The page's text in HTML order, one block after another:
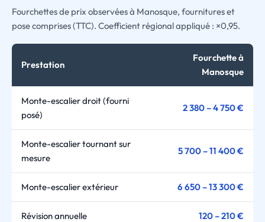
Fourchettes de prix observées à Manosque, fournitures et
pose comprises (TTC). Coefficient régional appliqué : ×0,95.
Prestation
Fourchette à
Manosque
Monte-escalier droit (fourni
posé)
2 380 – 4 750 €
Monte-escalier tournant sur
mesure
5 700 – 11 400 €
Monte-escalier extérieur 6 650 – 13 300 €
Révision annuelle 120 – 210 €